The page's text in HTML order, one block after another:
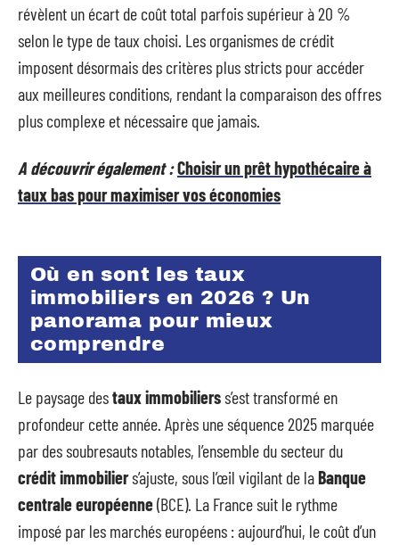
révèlent un écart de coût total parfois supérieur à 20 %
selon le type de taux choisi. Les organismes de crédit
imposent désormais des critères plus stricts pour accéder
aux meilleures conditions, rendant la comparaison des offres
plus complexe et nécessaire que jamais.
A découvrir également :Choisir un prêt hypothécaire à
taux bas pour maximiser vos économies
Où en sont les taux
immobiliers en 2026 ? Un
panorama pour mieux
comprendre
Le paysage destaux immobilierss’est transformé en
profondeur cette année. Après une séquence 2025 marquée
par des soubresauts notables, l’ensemble du secteur du
crédit immobiliers’ajuste, sous l’œil vigilant de laBanque
centrale européenne(BCE). La France suit le rythme
imposé par les marchés européens : aujourd’hui, le coût d’un